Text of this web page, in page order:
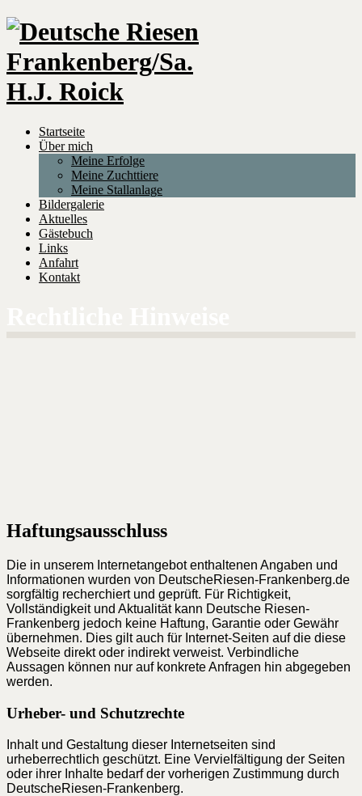
Startseite
Über mich
Meine Erfolge
Meine Zuchttiere
Meine Stallanlage
Bildergalerie
Aktuelles
Gästebuch
Links
Anfahrt
Kontakt
Haftungsausschluss
Die in unserem Internetangebot enthaltenen Angaben und
Informationen wurden von DeutscheRiesen-Frankenberg.de
sorgfältig recherchiert und geprüft. Für Richtigkeit,
Vollständigkeit und Aktualität kann Deutsche Riesen-
Frankenberg jedoch keine Haftung, Garantie oder Gewähr
übernehmen. Dies gilt auch für Internet-Seiten auf die diese
Webseite direkt oder indirekt verweist. Verbindliche
Aussagen können nur auf konkrete Anfragen hin abgegeben
werden.
Urheber- und Schutzrechte
Inhalt und Gestaltung dieser Internetseiten sind
urheberrechtlich geschützt. Eine Vervielfältigung der Seiten
oder ihrer Inhalte bedarf der vorherigen Zustimmung durch
DeutscheRiesen-Frankenberg.